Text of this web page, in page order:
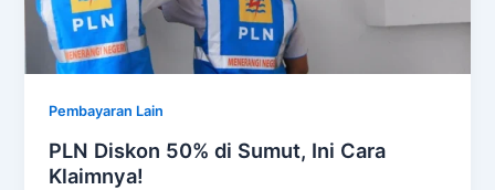
Pembayaran Lain
PLN Diskon 50% di Sumut, Ini Cara
Klaimnya!